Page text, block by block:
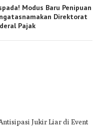
Modus Baru Penipuan
Direktorat
Pajak
Jukir Liar di Event